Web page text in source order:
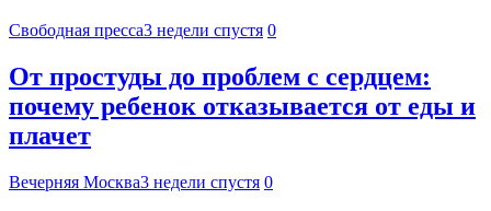
Свободная пресса3 недели спустя 0
От простуды до проблем с сердцем:
почему ребенок отказывается от еды и
плачет
Вечерняя Москва3 недели спустя 0